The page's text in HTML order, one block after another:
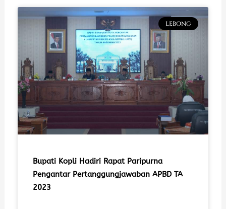
LEBONG
Bupati Kopli Hadiri Rapat Paripurna
Pengantar Pertanggungjawaban APBD TA
2023